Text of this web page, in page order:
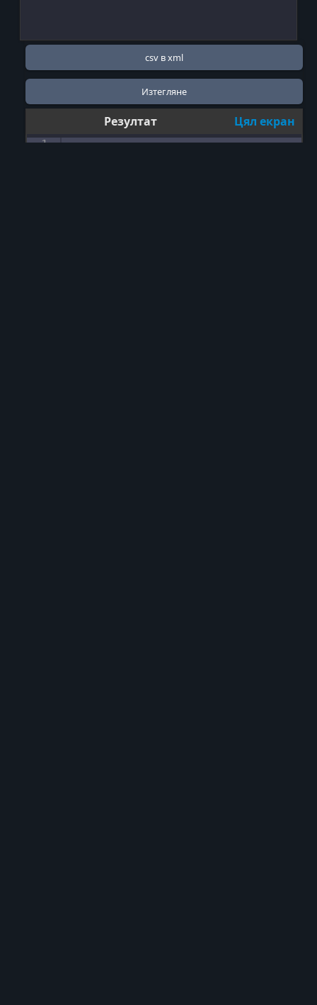
Резултат Цял екран
1